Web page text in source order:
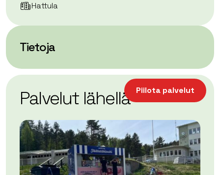
Hattula
Tietoja
−
Leaflet| ©OpenStreetMap
Piilota palvelut
Palvelut lähellä